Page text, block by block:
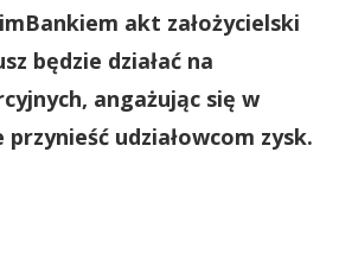
akt założycielski
będzie działać na
angażując się w
udziałowcom zysk.